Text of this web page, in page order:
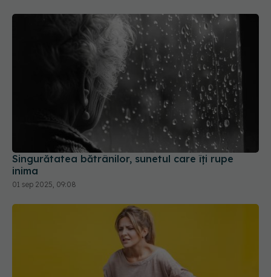
Singurătatea bătrânilor, sunetul care îți rupe
inima
01 sep 2025, 09:08